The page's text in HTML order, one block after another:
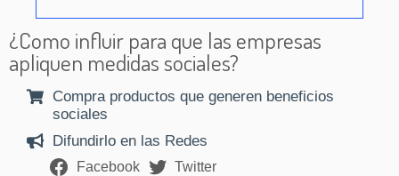
¿Como influir para que las empresas
apliquen medidas sociales?
Compra productos que generen beneficios
sociales
Difundirlo en las Redes
Facebook Twitter